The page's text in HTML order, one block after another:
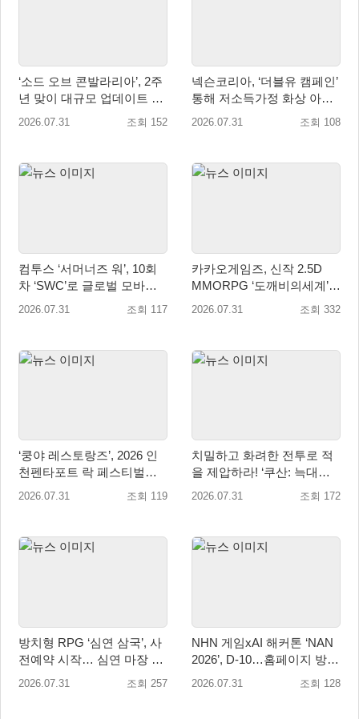
‘소드 오브 콘발라리아’, 2주
년 맞이 대규모 업데이트 8
월 1일 진행
2026.07.31 조회 152
넥슨코리아, ‘더블유 캠페인’
통해 저소득가정 화상 아동
치료비 8,800만원 전달
2026.07.31 조회 108
컴투스 ‘서머너즈 워’, 10회
차 ‘SWC’로 글로벌 모바일 e
스포츠 새 지평 열다
2026.07.31 조회 117
카카오게임즈, 신작 2.5D
MMORPG ‘도깨비의세계’
10월 출시 확정… 대표 일러
2026.07.31 조회 332
‘쿵야 레스토랑즈’, 2026 인
천펜타포트 락 페스티벌서
굿즈·키즈존 운영
2026.07.31 조회 119
치밀하고 화려한 전투로 적
을 제압하라! ‘쿠산: 늑대들
의 도시’, 오늘 정식 출시
2026.07.31 조회 172
방치형 RPG ‘심연 삼국’, 사
전예약 시작… 심연 마장 수
집·육성 예고
2026.07.31 조회 257
NHN 게임xAI 해커톤 ‘NAN
2026’, D-10…홈페이지 방문
자 10만 명 돌파
2026.07.31 조회 128